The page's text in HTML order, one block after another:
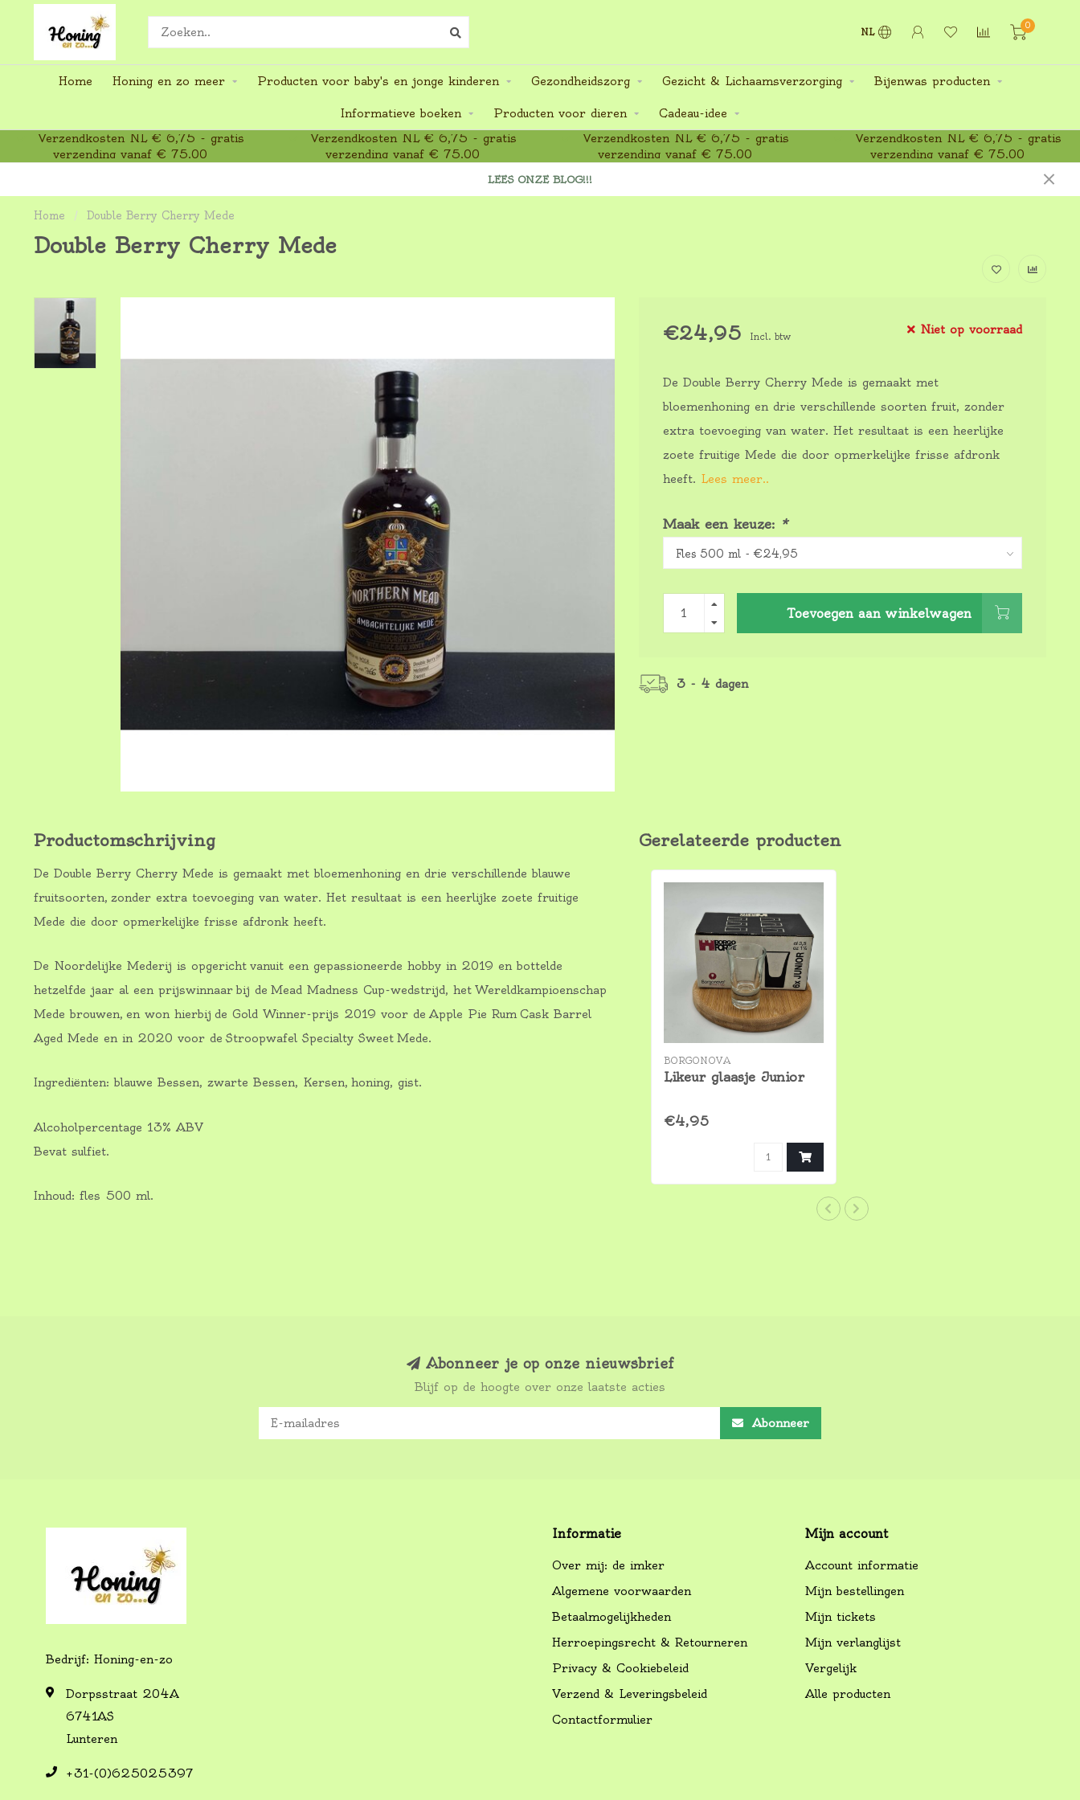
NL
0
Home Honing en zo meer Producten voor baby's en jonge kinderen Gezondheidszorg Gezicht & Lichaamsverzorging Bijenwas producten
Informatieve boeken Producten voor dieren
Cadeau-idee
Verzendkosten NL € 6,75 - gratis
verzending vanaf € 75,00
Verzendkosten NL € 6,75 - gratis
verzending vanaf € 75,00
Verzendkosten NL € 6,75 - gratis
verzending vanaf € 75,00
Verzendkosten NL € 6,75 - gratis
verzending vanaf € 75,00
LEES ONZE BLOG!!!
Home / Double Berry Cherry Mede
Double Berry Cherry Mede
€24,95 Incl. btw Niet op voorraad
De Double Berry Cherry Mede is gemaakt met
bloemenhoning en drie verschillende soorten fruit, zonder
extra toevoeging van water. Het resultaat is een heerlijke
zoete fruitige Mede die door opmerkelijke frisse afdronk
heeft. Lees meer..
Maak een keuze: *
Toevoegen aan winkelwagen
3 - 4 dagen
Productomschrijving
De Double Berry Cherry Mede is gemaakt met bloemenhoning en drie verschillende blauwe
fruitsoorten, zonder extra toevoeging van water. Het resultaat is een heerlijke zoete fruitige
Mede die door opmerkelijke frisse afdronk heeft.
De Noordelijke Mederij is opgericht vanuit een gepassioneerde hobby in 2019 en bottelde
hetzelfde jaar al een prijswinnaar bij de Mead Madness Cup-wedstrijd, het Wereldkampioenschap
Mede brouwen, en won hierbij de Gold Winner-prijs 2019 voor de Apple Pie Rum Cask Barrel
Aged Mede en in 2020 voor de Stroopwafel Specialty Sweet Mede.
Ingrediënten: blauwe Bessen, zwarte Bessen, Kersen, honing, gist.
Alcoholpercentage 13% ABV
Bevat sulfiet.
Inhoud: fles 500 ml.
Gerelateerde producten
BORGONOVA
Likeur glaasje Junior
€4,95
Abonneer je op onze nieuwsbrief
Blijf op de hoogte over onze laatste acties
Abonneer
Bedrijf: Honing-en-zo
Dorpsstraat 204A
6741AS
Lunteren
+31-(0)625025397
Informatie
Over mij: de imker
Algemene voorwaarden
Betaalmogelijkheden
Herroepingsrecht & Retourneren
Privacy & Cookiebeleid
Verzend & Leveringsbeleid
Contactformulier
Mijn account
Account informatie
Mijn bestellingen
Mijn tickets
Mijn verlanglijst
Vergelijk
Alle producten